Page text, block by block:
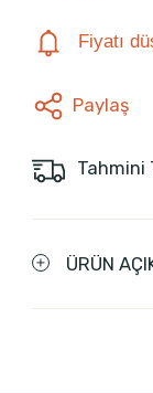
Fiyatı
Paylaş
Tahmini
ÜRÜN